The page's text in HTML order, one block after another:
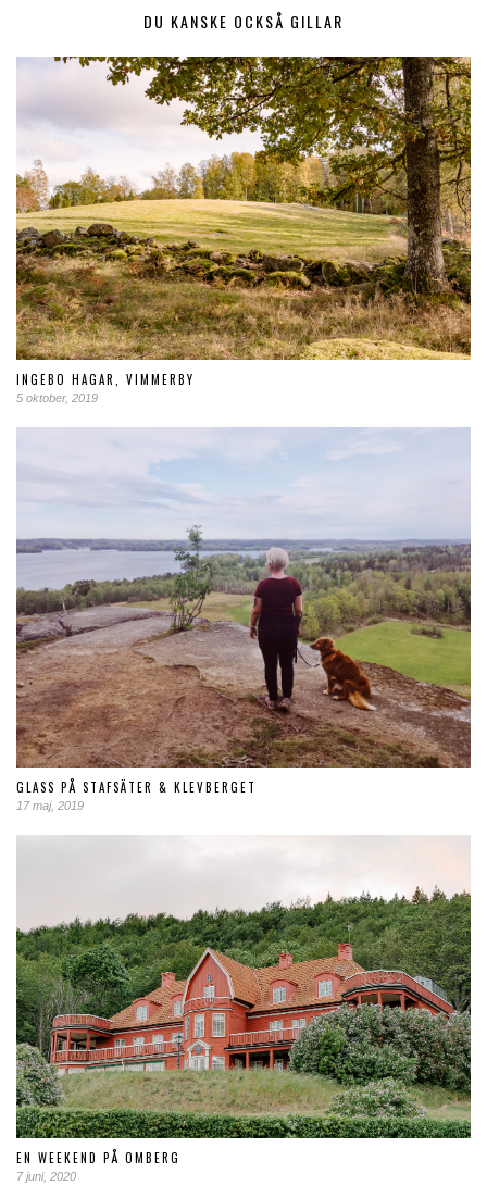
DU KANSKE OCKSÅ GILLAR
INGEBO HAGAR, VIMMERBY
5 oktober, 2019
GLASS PÅ STAFSÄTER & KLEVBERGET
17 maj, 2019
EN WEEKEND PÅ OMBERG
7 juni, 2020